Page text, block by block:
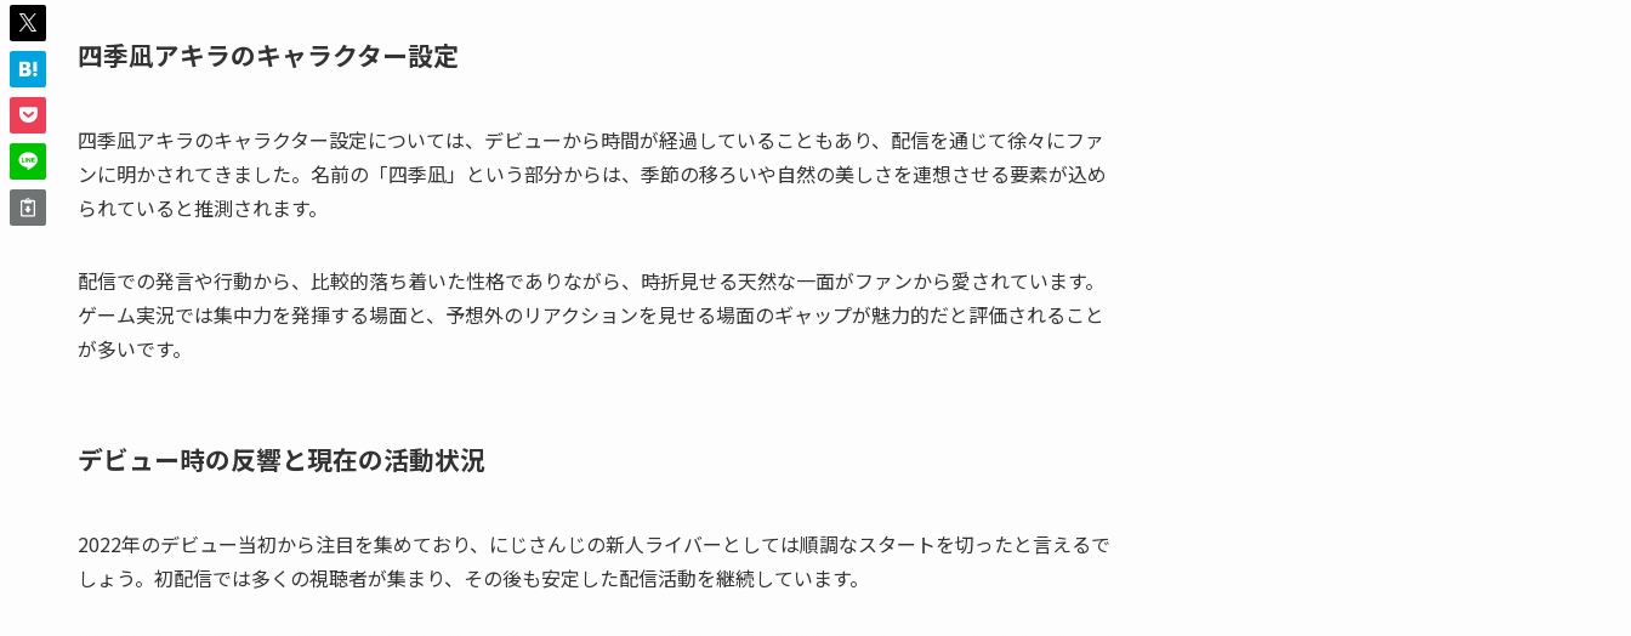
四季凪アキラのキャラクター設定
四季凪アキラのキャラクター設定については、デビューから時間が経過していることもあり、配信を通じて徐々にファ
ンに明かされてきました。名前の「四季凪」という部分からは、季節の移ろいや自然の美しさを連想させる要素が込め
られていると推測されます。
配信での発言や行動から、比較的落ち着いた性格でありながら、時折見せる天然な一面がファンから愛されています。
ゲーム実況では集中力を発揮する場面と、予想外のリアクションを見せる場面のギャップが魅力的だと評価されること
が多いです。
デビュー時の反響と現在の活動状況
2022年のデビュー当初から注目を集めており、にじさんじの新人ライバーとしては順調なスタートを切ったと言えるで
しょう。初配信では多くの視聴者が集まり、その後も安定した配信活動を継続しています。